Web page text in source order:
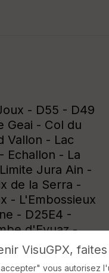
- D55 - D49
Geai - Col du
Vallon - Lac
Echallon - La
Jura Ain -
de la Serra -
- L'Embossieux
- D25E4 -
d'Evuaz -
Bas Balleydoux
VisuGPX,
vous autorisez